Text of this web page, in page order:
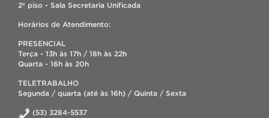
2º piso - Sala Secretaria Unificada
Horários de Atendimento:
PRESENCIAL
Terça - 13h às 17h / 18h às 22h
Quarta - 16h às 20h
TELETRABALHO
Segunda / quarta (até às 16h) / Quinta / Sexta
(53) 3284-5537